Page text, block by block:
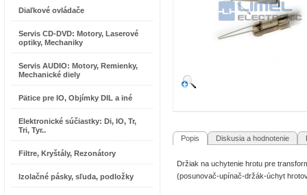
Diaľkové ovládače
Servis CD-DVD: Motory, Laserové
optiky, Mechaniky
Servis AUDIO: Motory, Remienky,
Mechanické diely
Pätice pre IO, Objímky DIL a iné
Elektronické súčiastky: Di, IO, Tr,
Tri, Tyr..
Filtre, Kryštály, Rezonátory
Izolačné pásky, sľuda, podložky
Popis Diskusia a hodnotenie
Držiak na uchytenie hrotu pre
(posunovač-upínač-držák-úchyt